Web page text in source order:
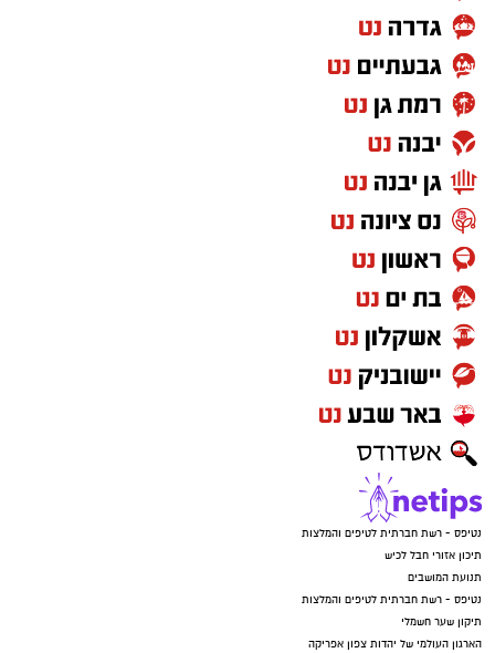
נטיפס - רשת חברתית לטיפים והמלצות
תיכון אזורי חבל לכיש
תנועת המושבים
נטיפס - רשת חברתית לטיפים והמלצות
תיקון שער חשמלי
הארגון העולמי של יהדות צפון אפריקה